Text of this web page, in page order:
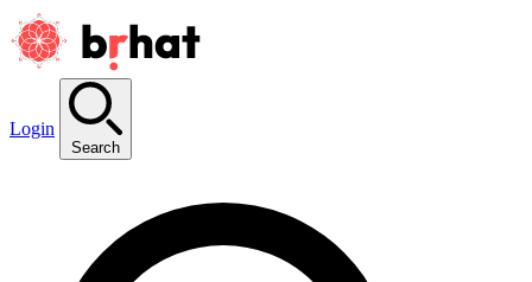
Login
Search